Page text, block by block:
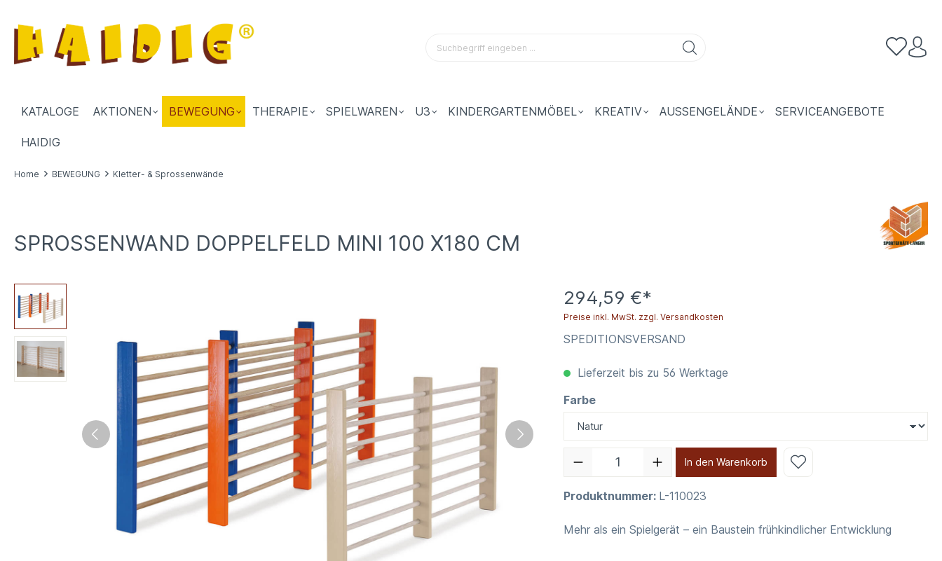
KATALOGE AKTIONEN BEWEGUNG THERAPIE SPIELWAREN U3 KINDERGARTENMÖBEL KREATIV AUSSENGELÄNDE SERVICEANGEBOTE
HAIDIG
Home BEWEGUNG Kletter- & Sprossenwände
SPROSSENWAND DOPPELFELD MINI 100 X180 CM
294,59 €*
Preise inkl. MwSt. zzgl. Versandkosten
SPEDITIONSVERSAND
Lieferzeit bis zu 56 Werktage
Farbe
In den Warenkorb
Produktnummer: L-110023
Mehr als ein Spielgerät – ein Baustein frühkindlicher Entwicklung